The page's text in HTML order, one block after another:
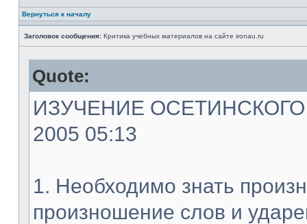
Вернуться к началу
Заголовок сообщения: Критика учебных материалов на сайте ironau.ru
Quote:
ИЗУЧЕНИЕ ОСЕТИНСКОГО
2005 05:13
1. Необходимо знать
произношение слов и